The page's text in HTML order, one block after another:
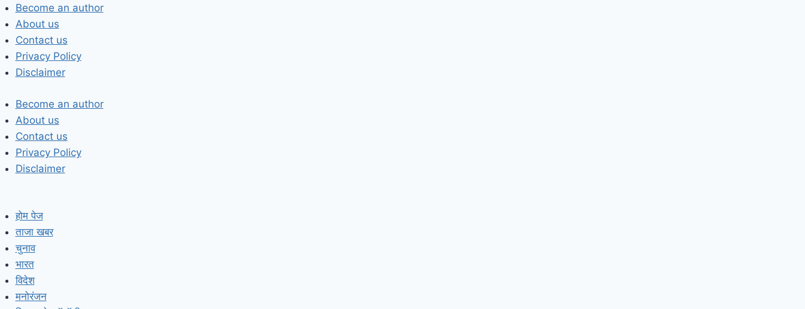
Skip
to
content
Become an author
About us
Contact us
Privacy Policy
Disclaimer
Become an author
About us
Contact us
Privacy Policy
Disclaimer
होम पेज
ताजा खबर
चुनाव
भारत
विदेश
मनोरंजन